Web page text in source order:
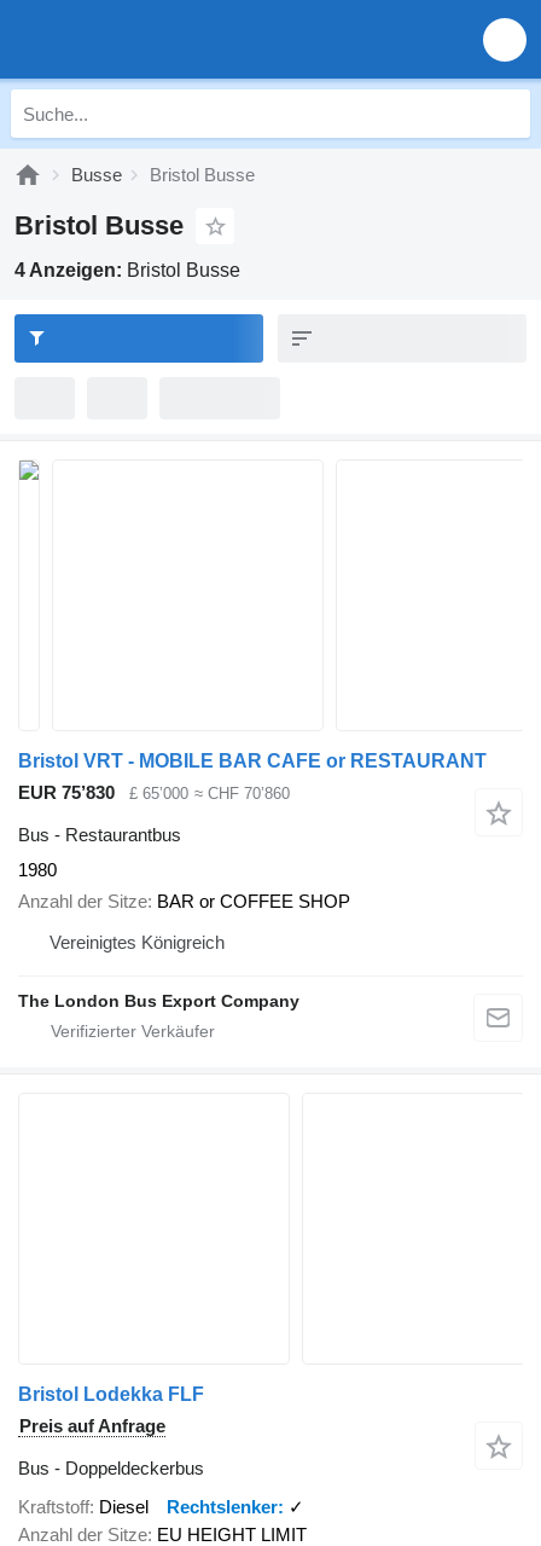
Busse Bristol Busse
Bristol Busse
4 Anzeigen: Bristol Busse
Bristol VRT - MOBILE BAR CAFE or RESTAURANT
EUR 75’830
£ 65’000 ≈ CHF 70’860
Bus - Restaurantbus
1980
Anzahl der Sitze BAR or COFFEE SHOP
Vereinigtes Königreich
The London Bus Export Company
Bristol Lodekka FLF
Preis auf Anfrage
Bus - Doppeldeckerbus
Kraftstoff Diesel Rechtslenker
✓
Anzahl der Sitze EU HEIGHT LIMIT